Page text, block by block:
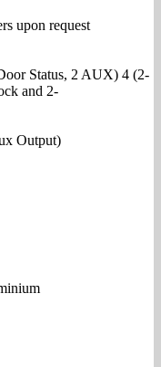
upon request
Status, 2 AUX) 4 (2-
and 2-
Output)